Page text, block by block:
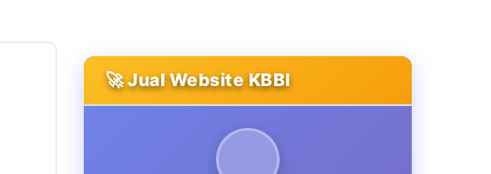
🚀 Jual Website KBBI